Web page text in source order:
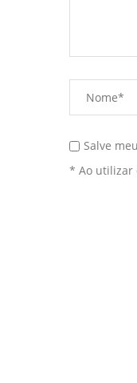
Salve
* Ao utilizar